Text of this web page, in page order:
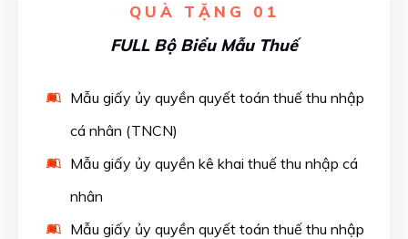
QUÀ TẶNG 01
FULL Bộ Biểu Mẫu Thuế
Mẫu giấy ủy quyền quyết toán thuế thu nhập
cá nhân (TNCN)
Mẫu giấy ủy quyền kê khai thuế thu nhập cá
nhân
Mẫu giấy ủy quyền quyết toán thuế thu nhập